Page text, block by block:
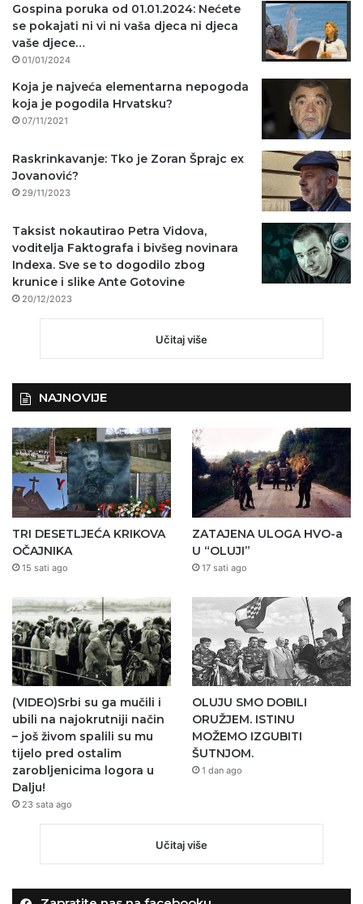
Gospina poruka od 01.01.2024: Nećete
se pokajati ni vi ni vaša djeca ni djeca
vaše djece…
01/01/2024
Koja je najveća elementarna nepogoda
koja je pogodila Hrvatsku?
07/11/2021
Raskrinkavanje: Tko je Zoran Šprajc ex
Jovanović?
29/11/2023
Taksist nokautirao Petra Vidova,
voditelja Faktografa i bivšeg novinara
Indexa. Sve se to dogodilo zbog
krunice i slike Ante Gotovine
20/12/2023
Učitaj više
NAJNOVIJE
TRI DESETLJEĆA KRIKOVA
OČAJNIKA
15 sati ago
ZATAJENA ULOGA HVO-a
U “OLUJI”
17 sati ago
(VIDEO)Srbi su ga mučili i
ubili na najokrutniji način
– još živom spalili su mu
tijelo pred ostalim
zarobljenicima logora u
Dalju!
23 sata ago
OLUJU SMO DOBILI
ORUŽJEM. ISTINU
MOŽEMO IZGUBITI
ŠUTNJOM.
1 dan ago
Učitaj više